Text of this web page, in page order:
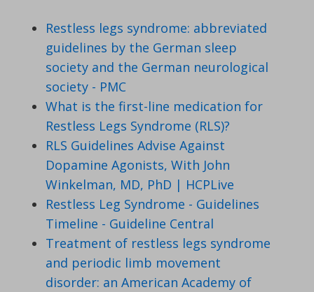
Restless legs syndrome: abbreviated
guidelines by the German sleep
society and the German neurological
society - PMC
What is the first-line medication for
Restless Legs Syndrome (RLS)?
RLS Guidelines Advise Against
Dopamine Agonists, With John
Winkelman, MD, PhD | HCPLive
Restless Leg Syndrome - Guidelines
Timeline - Guideline Central
Treatment of restless legs syndrome
and periodic limb movement
disorder: an American Academy of